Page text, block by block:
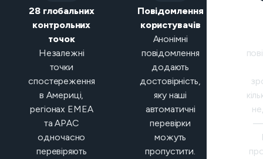
28 глобальних
контрольних
точок
Незалежні
точки
спостереження
в Америці,
регіонах EMEA
та APAC
одночасно
перевіряють
Повідомлення
користувачів
Анонімні
повідомлення
додають
достовірність,
яку наші
автоматичні
перевірки
можуть
пропустити.
—